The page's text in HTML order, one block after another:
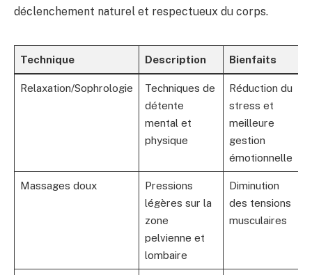
déclenchement naturel et respectueux du corps.
Technique Description Bienfaits
Relaxation/Sophrologie
Techniques de
détente
mental et
physique
Réduction du
stress et
meilleure
gestion
émotionnelle
Massages doux
Pressions
légères sur la
zone
pelvienne et
lombaire
Diminution
des tensions
musculaires